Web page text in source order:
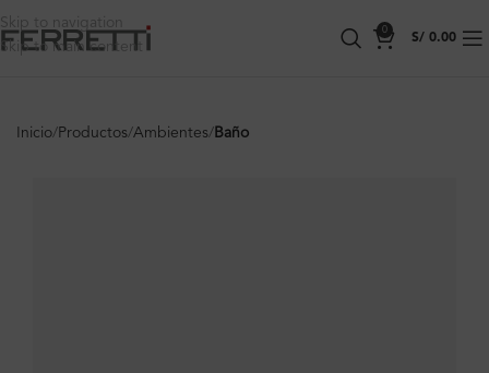
Skip to navigation
Skip to main content
0
S/ 0.00
Inicio Productos Ambientes Baño